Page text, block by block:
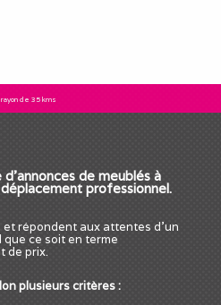
de 35 kms
de meublés à
professionnel.
et répondent aux attentes d'un
ce soit en terme
de prix.
plusieurs critères :